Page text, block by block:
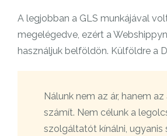
A legjobban a GLS munkájával
megelégedve, ezért a
használjuk belföldön. Külföldre a
Nálunk nem az ár, hanem
számít. Nem célunk a
szolgáltatót kínálni, ugyanis